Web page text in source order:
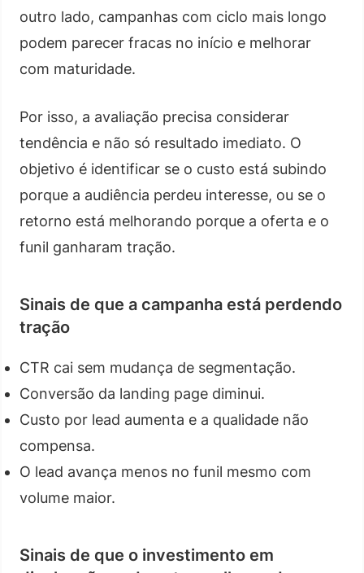
outro lado, campanhas com ciclo mais longo
podem parecer fracas no início e melhorar
com maturidade.
Por isso, a avaliação precisa considerar
tendência e não só resultado imediato. O
objetivo é identificar se o custo está subindo
porque a audiência perdeu interesse, ou se o
retorno está melhorando porque a oferta e o
funil ganharam tração.
Sinais de que a campanha está perdendo
tração
CTR cai sem mudança de segmentação.
Conversão da landing page diminui.
Custo por lead aumenta e a qualidade não
compensa.
O lead avança menos no funil mesmo com
volume maior.
Sinais de que o investimento em